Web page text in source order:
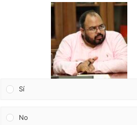
Sí
No